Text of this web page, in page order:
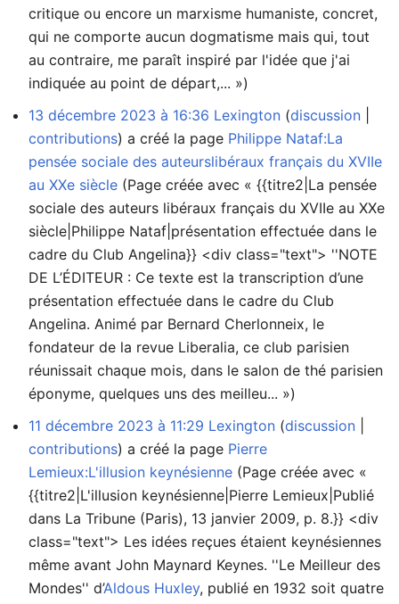
critique ou encore un marxisme humaniste, concret,
qui ne comporte aucun dogmatisme mais qui, tout
au contraire, me paraît inspiré par l'idée que j'ai
indiquée au point de départ,... »)
13 décembre 2023 à 16:36 Lexington discussion
contributions a créé la page Philippe Nataf:La
pensée sociale des auteurslibéraux français du XVIIe
au XXe siècle (Page créée avec « {{titre2|La pensée
sociale des auteurs libéraux français du XVIIe au XXe
siècle|Philippe Nataf|présentation effectuée dans le
cadre du Club Angelina}} <div class="text"> ''NOTE
DE L’ÉDITEUR : Ce texte est la transcription d’une
présentation effectuée dans le cadre du Club
Angelina. Animé par Bernard Cherlonneix, le
fondateur de la revue Liberalia, ce club parisien
réunissait chaque mois, dans le salon de thé parisien
éponyme, quelques uns des meilleu... »)
11 décembre 2023 à 11:29 Lexington discussion
contributions a créé la page Pierre
Lemieux:L'illusion keynésienne (Page créée avec «
{{titre2|L'illusion keynésienne|Pierre Lemieux|Publié
dans La Tribune (Paris), 13 janvier 2009, p. 8.}} <div
class="text"> Les idées reçues étaient keynésiennes
même avant John Maynard Keynes. ''Le Meilleur des
Mondes'' d’Aldous Huxley, publié en 1932 soit quatre